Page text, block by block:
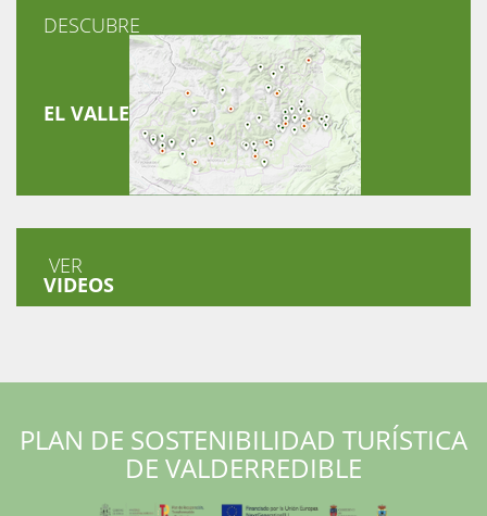
DESCUBRE
EL VALLE
VER
VIDEOS
PLAN DE SOSTENIBILIDAD TURÍSTICA
DE VALDERREDIBLE